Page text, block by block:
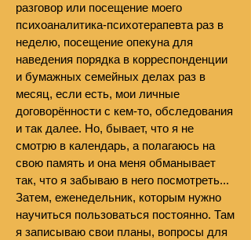
разговор или посещение моего
психоаналитика-психотерапевта раз в
неделю, посещение опекуна для
наведения порядка в корреспонденции
и бумажных семейных делах раз в
месяц, если есть, мои личные
договорённости с кем-то, обследования
и так далее. Но, бывает, что я не
смотрю в календарь, а полагаюсь на
свою память и она меня обманывает
так, что я забываю в него посмотреть...
Затем, еженедельник, которым нужно
научиться пользоваться постоянно. Там
я записываю свои планы, вопросы для